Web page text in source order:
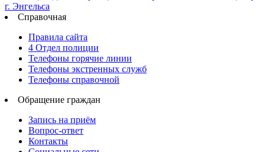
Справочная
Правила сайта
4 Отдел полиции
Телефоны горячие линии
Телефоны экстренных служб
Телефоны справочной
Обращение граждан
Запись на приём
Вопрос-ответ
Контакты